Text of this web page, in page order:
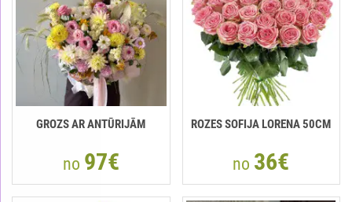
GROZS AR ANTŪRIJĀM
no 97€
ROZES SOFIJA LORENA 50CM
no 36€